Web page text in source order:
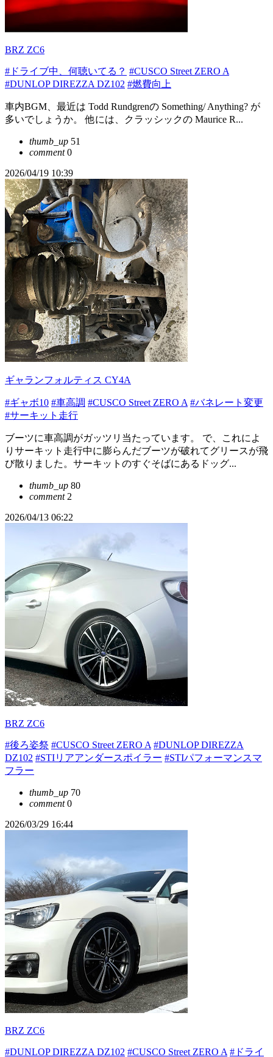
BRZ ZC6
#ドライブ中、何聴いてる？ #CUSCO Street ZERO A
#DUNLOP DIREZZA DZ102 #燃費向上
車内BGM、最近は Todd Rundgrenの Something/ Anything? が
多いでしょうか。 他には、クラッシックの Maurice R...
thumb_up 51
comment0
2026/04/19 10:39
ギャランフォルティス CY4A
#ギャボ10 #車高調 #CUSCO Street ZERO A #バネレート変更
#サーキット走行
ブーツに車高調がガッツリ当たっています。 で、これによ
りサーキット走行中に膨らんだブーツが破れてグリースが飛
び散りました。サーキットのすぐそばにあるドッグ...
thumb_up 80
comment2
2026/04/13 06:22
BRZ ZC6
#後ろ姿祭 #CUSCO Street ZERO A #DUNLOP DIREZZA
DZ102 #STIリアアンダースポイラー #STIパフォーマンスマ
フラー
thumb_up 70
comment0
2026/03/29 16:44
BRZ ZC6
#DUNLOP DIREZZA DZ102 #CUSCO Street ZERO A #ドライ